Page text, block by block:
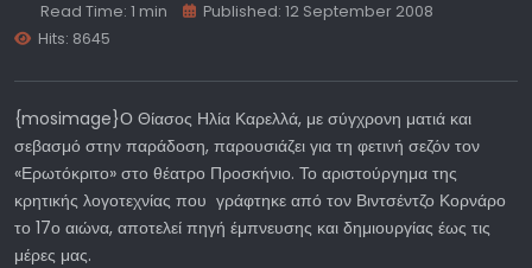
Read Time: 1 min
Published: 12 September 2008
Hits: 8645
{mosimage}Ο Θίασος Ηλία Καρελλά, με σύγχρονη ματιά και
σεβασμό στην παράδοση, παρουσιάζει για τη φετινή σεζόν τον
«Ερωτόκριτο» στο θέατρο Προσκήνιο. Το αριστούργημα της
κρητικής λογοτεχνίας που γράφτηκε από τον Βιντσέντζο Κορνάρο
το 17ο αιώνα, αποτελεί πηγή έμπνευσης και δημιουργίας έως τις
μέρες μας.